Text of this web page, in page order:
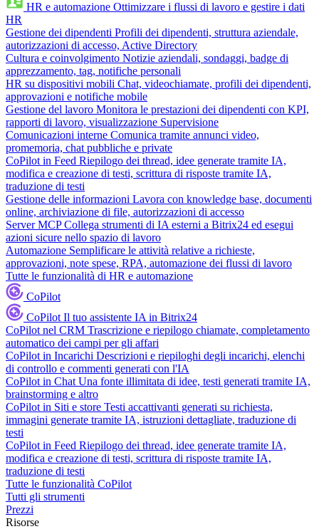
HR e automazione Ottimizzare i flussi di lavoro e gestire i dati
HR
Gestione dei dipendenti Profili dei dipendenti, struttura aziendale,
autorizzazioni di accesso, Active Directory
Cultura e coinvolgimento Notizie aziendali, sondaggi, badge di
apprezzamento, tag, notifiche personali
HR su dispositivi mobili Chat, videochiamate, profili dei dipendenti,
approvazioni e notifiche mobile
Gestione del lavoro Monitora le prestazioni dei dipendenti con KPI,
rapporti di lavoro, visualizzazione Supervisione
Comunicazioni interne Comunica tramite annunci video,
promemoria, chat pubbliche e private
CoPilot in Feed Riepilogo dei thread, idee generate tramite IA,
modifica e creazione di testi, scrittura di risposte tramite IA,
traduzione di testi
Gestione delle informazioni Lavora con knowledge base, documenti
online, archiviazione di file, autorizzazioni di accesso
Server MCP Collega strumenti di IA esterni a Bitrix24 ed esegui
azioni sicure nello spazio di lavoro
Automazione Semplificare le attività relative a richieste,
approvazioni, note spese, RPA, automazione dei flussi di lavoro
Tutte le funzionalità di HR e automazione
CoPilot
CoPilot Il tuo assistente IA in Bitrix24
CoPilot nel CRM Trascrizione e riepilogo chiamate, completamento
automatico dei campi per gli affari
CoPilot in Incarichi Descrizioni e riepiloghi degli incarichi, elenchi
di controllo e commenti generati con l'IA
CoPilot in Chat Una fonte illimitata di idee, testi generati tramite IA,
brainstorming e altro
CoPilot in Siti e store Testi accattivanti generati su richiesta,
immagini generate tramite IA, istruzioni dettagliate, traduzione di
testi
CoPilot in Feed Riepilogo dei thread, idee generate tramite IA,
modifica e creazione di testi, scrittura di risposte tramite IA,
traduzione di testi
Tutte le funzionalità CoPilot
Tutti gli strumenti
Prezzi
Risorse